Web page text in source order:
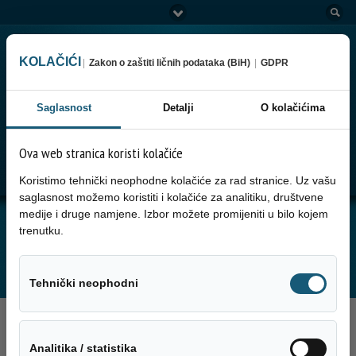
Go to:
JUTARNJA SERVISNA INFORMACIJA ZA
05.08.2025. GODINE
KOLAČIĆI Zakon o zaštiti ličnih podataka (BiH) GDPR
Saglasnost Detalji O kolačićima
Ova web stranica koristi kolačiće
Koristimo tehnički neophodne kolačiće za rad stranice. Uz vašu
saglasnost možemo koristiti i kolačiće za analitiku, društvene
medije i druge namjene. Izbor možete promijeniti u bilo kojem
trenutku.
Tehnički neophodni Tehnički
Analitika / statistika Analitika /